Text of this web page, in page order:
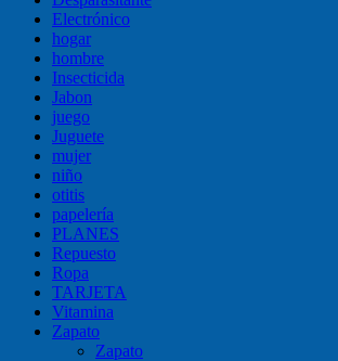
Electrónico
hogar
hombre
Insecticida
Jabon
juego
Juguete
mujer
niño
otitis
papelería
PLANES
Repuesto
Ropa
TARJETA
Vitamina
Zapato
Zapato